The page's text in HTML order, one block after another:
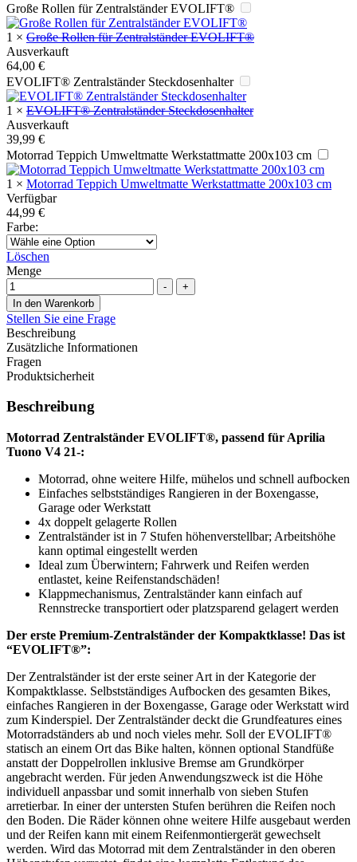
Große Rollen für Zentralständer EVOLIFT®
1 × Große Rollen für Zentralständer EVOLIFT®
Ausverkauft
64,00 €
EVOLIFT® Zentralständer Steckdosenhalter
1 × EVOLIFT® Zentralständer Steckdosenhalter
Ausverkauft
39,99 €
Motorrad Teppich Umweltmatte Werkstattmatte 200x103 cm
1 × Motorrad Teppich Umweltmatte Werkstattmatte 200x103 cm
Verfügbar
44,99 €
Farbe:
Löschen
Menge
-
+
In den Warenkorb
Stellen Sie eine Frage
Beschreibung
Zusätzliche Informationen
Fragen
Produktsicherheit
Beschreibung
Motorrad Zentralständer EVOLIFT®, passend für Aprilia
Tuono V4 21-:
Motorrad, ohne weitere Hilfe, mühelos und schnell aufbocken
Einfaches selbstständiges Rangieren in der Boxengasse,
Garage oder Werkstatt
4x doppelt gelagerte Rollen
Zentralständer ist in 7 Stufen höhenverstellbar; Arbeitshöhe
kann optimal eingestellt werden
Ideal zum Überwintern; Fahrwerk und Reifen werden
entlastet, keine Reifenstandschäden!
Klappmechanismus, Zentralständer kann einfach auf
Rennstrecke transportiert oder platzsparend gelagert werden
Der erste Premium-Zentralständer der Kompaktklasse! Das ist
“EVOLIFT®”:
Der Zentralständer ist der erste seiner Art in der Kategorie der
Kompaktklasse. Selbstständiges Aufbocken des gesamten Bikes,
einfaches Rangieren in der Boxengasse, Garage oder Werkstatt wird
zum Kinderspiel. Der Zentralständer deckt die Grundfeatures eines
Motorradständers ab und noch vieles mehr. Soll der EVOLIFT®
statisch an einem Ort das Bike halten, können optional Standfüße
anstatt der Doppelrollen inklusive Bremse am Grundkörper
angebracht werden. Für jeden Anwendungszweck ist die Höhe
individuell anpassbar und somit innerhalb von sieben Stufen
arretierbar. In einer der untersten Stufen berühren die Reifen noch
den Boden. Die Räder können ohne weitere Hilfe ausgebaut werden
und der Reifen kann mit einem Reifenmontiergerät gewechselt
werden. Wird das Motorrad mit dem Zentralständer in den oberen